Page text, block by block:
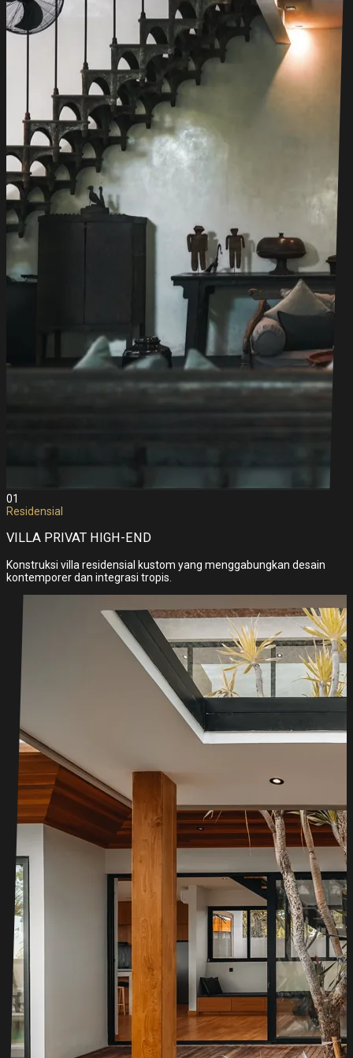
01
Residensial
VILLA PRIVAT HIGH-END
Konstruksi villa residensial kustom yang menggabungkan desain
kontemporer dan integrasi tropis.